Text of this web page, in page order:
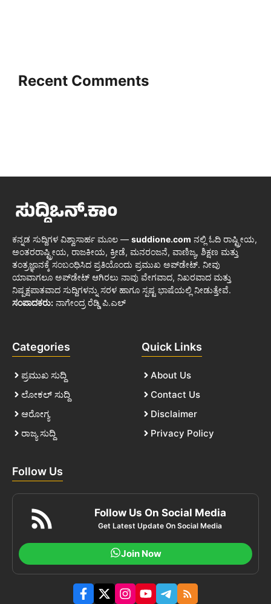
Recent Comments
ಕನ್ನಡ ಸುದ್ದಿಗಳ ವಿಶ್ವಾಸಾರ್ಹ ಮೂಲ — suddione.com ನಲ್ಲಿ ಓದಿ ರಾಷ್ಟ್ರೀಯ,
ಅಂತರರಾಷ್ಟ್ರೀಯ, ರಾಜಕೀಯ, ಕ್ರೀಡೆ, ಮನರಂಜನೆ, ವಾಣಿಜ್ಯ, ಶಿಕ್ಷಣ ಮತ್ತು
ತಂತ್ರಜ್ಞಾನಕ್ಕೆ ಸಂಬಂಧಿಸಿದ ಪ್ರತಿಯೊಂದು ಪ್ರಮುಖ ಅಪ್‌ಡೇಟ್. ನೀವು
ಯಾವಾಗಲೂ ಅಪ್‌ಡೇಟ್ ಆಗಿರಲು ನಾವು ವೇಗವಾದ, ನಿಖರವಾದ ಮತ್ತು
ನಿಷ್ಪಕ್ಷಪಾತವಾದ ಸುದ್ದಿಗಳನ್ನು ಸರಳ ಹಾಗೂ ಸ್ಪಷ್ಟ ಭಾಷೆಯಲ್ಲಿ ನೀಡುತ್ತೇವೆ.
ಸಂಪಾದಕರು: ನಾಗೇಂದ್ರ ರೆಡ್ಡಿ ಪಿ.ಎಲ್
Categories
ಪ್ರಮುಖ ಸುದ್ದಿ
ಲೋಕಲ್ ಸುದ್ದಿ
ಆರೋಗ್ಯ
ರಾಜ್ಯ ಸುದ್ದಿ
Quick Links
About Us
Contact Us
Disclaimer
Privacy Policy
Follow Us
Follow Us On Social Media
Get Latest Update On Social Media
Join Now